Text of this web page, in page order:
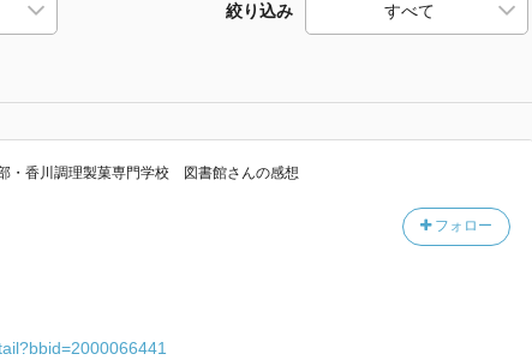
絞り込み
・香川調理製菓専門学校 図書館さんの感想
フォロー